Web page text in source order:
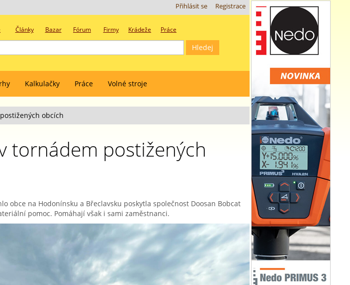
Registrace
Přihlásit se
Články Bazar Fórum Firmy Krádeže Práce
Kalkulačky Práce Volné stroje
obcích
tornádem postižených
obce na Hodonínsku a Břeclavsku poskytla společnost Doosan Bobcat
pomoc. Pomáhají však i sami zaměstnanci.